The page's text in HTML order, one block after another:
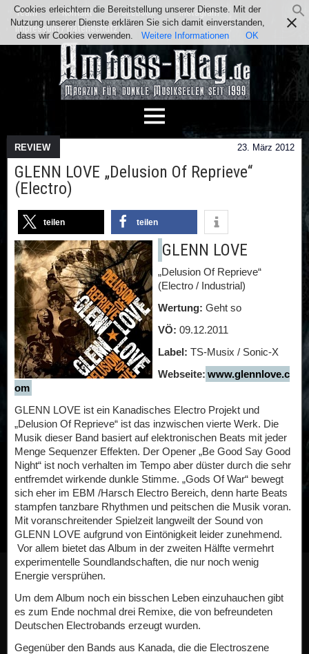
Team Kontakt Facebook
Instagram
Impressum / Datenschutz
REVIEW 23. März 2012
GLENN LOVE „Delusion Of Reprieve“
(Electro)
teilen teilen
GLENN LOVE
„Delusion Of Reprieve“
(Electro / Industrial)
Wertung: Geht so
VÖ: 09.12.2011
Label: TS-Musix / Sonic-X
Webseite: www.glennlove.c
om
GLENN LOVE ist ein Kanadisches Electro Projekt und
„Delusion Of Reprieve“ ist das inzwischen vierte Werk. Die
Musik dieser Band basiert auf elektronischen Beats mit jeder
Menge Sequenzer Effekten. Der Opener „Be Good Say Good
Night“ ist noch verhalten im Tempo aber düster durch die sehr
entfremdet wirkende dunkle Stimme. „Gods Of War“ bewegt
sich eher im EBM /Harsch Electro Bereich, denn harte Beats
stampfen tanzbare Rhythmen und peitschen die Musik voran.
Mit voranschreitender Spielzeit langweilt der Sound von
GLENN LOVE aufgrund von Eintönigkeit leider zunehmend.
Vor allem bietet das Album in der zweiten Hälfte vermehrt
experimentelle Soundlandschaften, die nur noch wenig
Energie versprühen.
Um dem Album noch ein bisschen Leben einzuhauchen gibt
es zum Ende nochmal drei Remixe, die von befreundeten
Deutschen Electrobands erzeugt wurden.
Gegenüber den Bands aus Kanada, die die Electroszene
Cookies erleichtern die Bereitstellung unserer Dienste. Mit der
Nutzung unserer Dienste erklären Sie sich damit einverstanden,
dass wir Cookies verwenden.
Weitere Informationen OK